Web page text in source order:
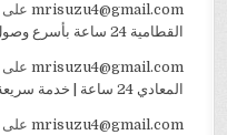
mrisuzu4@gmail.comعلى
القطامية 24 ساعة بأسرع وصول
mrisuzu4@gmail.comعلى
المعادي 24 ساعة | خدمة سريعة وآمنة
mrisuzu4@gmail.comعلى